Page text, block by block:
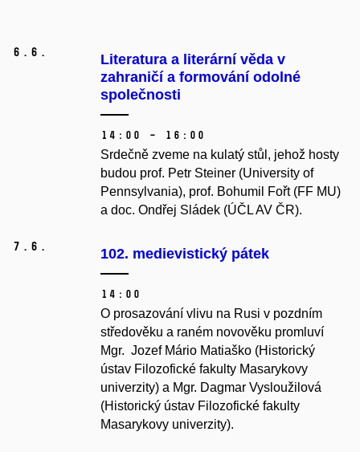
6. 6.
Literatura a literární věda v
zahraničí a formování odolné
společnosti
14:00 – 16:00
Srdečně zveme na kulatý stůl, jehož hosty
budou prof. Petr Steiner (University of
Pennsylvania), prof. Bohumil Fořt (FF MU)
a doc. Ondřej Sládek (ÚČL AV ČR).
7. 6. 102. medievistický pátek
14:00
O prosazování vlivu na Rusi v pozdním
středověku a raném novověku promluví
Mgr. Jozef Mário Matiaško (Historický
ústav Filozofické fakulty Masarykovy
univerzity) a Mgr. Dagmar Vysloužilová
(Historický ústav Filozofické fakulty
Masarykovy univerzity).